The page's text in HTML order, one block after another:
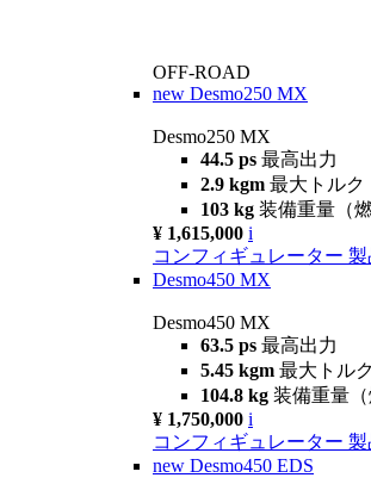
OFF-ROAD
new Desmo250 MX
Desmo250 MX
44.5 ps 最高出力
2.9 kgm 最大トルク
103 kg 装備重量（
¥ 1,615,000 i
コンフィギュレーター 製
Desmo450 MX
Desmo450 MX
63.5 ps 最高出力
5.45 kgm 最大トルク
104.8 kg 装備重量（
¥ 1,750,000 i
コンフィギュレーター 製
new Desmo450 EDS